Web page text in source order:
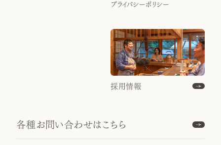
プライバシーポリシー
採用情報
各種お問い合わせはこちら